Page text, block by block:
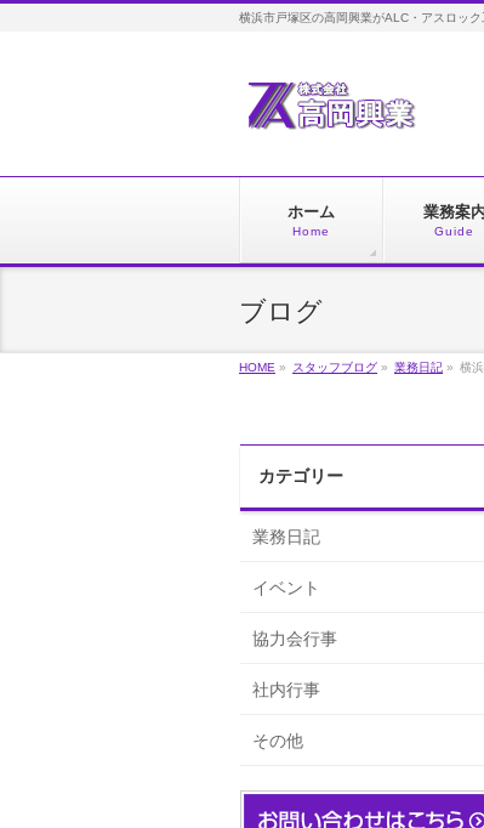
横浜市戸塚区の高岡興業がALC・アスロッ
ホーム
Home
業務案
Guide
ブログ
HOME » スタッフブログ » 業務日記 » 横
カテゴリー
業務日記
イベント
協力会行事
社内行事
その他